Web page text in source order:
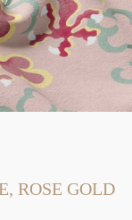
ROSE GOLD